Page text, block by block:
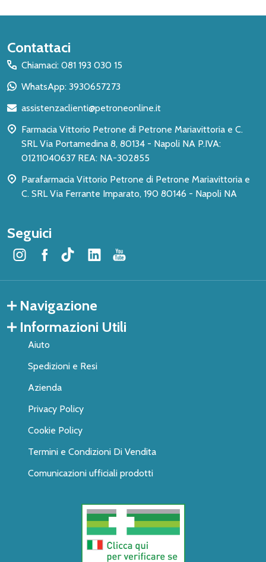
Inizio
del
piè
pagina
Contattaci
Chiamaci: 081 193 030 15
WhatsApp: 3930657273
assistenzaclienti@petroneonline.it
Farmacia Vittorio Petrone di Petrone Mariavittoria e C.
SRL Via Portamedina 8, 80134 - Napoli NA P.IVA:
01211040637 REA: NA-302855
Parafarmacia Vittorio Petrone di Petrone Mariavittoria e
C. SRL Via Ferrante Imparato, 190 80146 - Napoli NA
Seguici
Navigazione
Informazioni Utili
Aiuto
Spedizioni e Resi
Azienda
Privacy Policy
Cookie Policy
Termini e Condizioni Di Vendita
Comunicazioni ufficiali prodotti